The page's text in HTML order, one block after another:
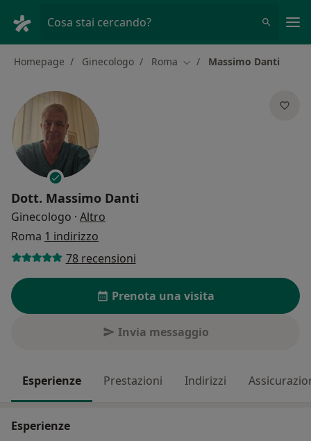
Cosa stai cercando?
Homepage Ginecologo Roma Cambia città
Massimo Danti
Dott. Massimo Danti
Ginecologo · Altro
Roma 1 indirizzo
78 recensioni
Prenota una visita
Invia messaggio
Esperienze Prestazioni Indirizzi
Esperienze